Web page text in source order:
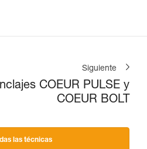
Siguiente
COEUR PULSE y
COEUR BOLT
las técnicas